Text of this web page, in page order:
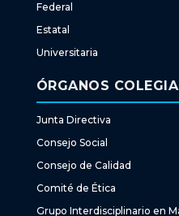
Federal
Estatal
Universitaria
ÓRGANOS
Junta Directiva
Consejo Social
Consejo de Calidad
Comité de Ética
Grupo Interdisciplinario en